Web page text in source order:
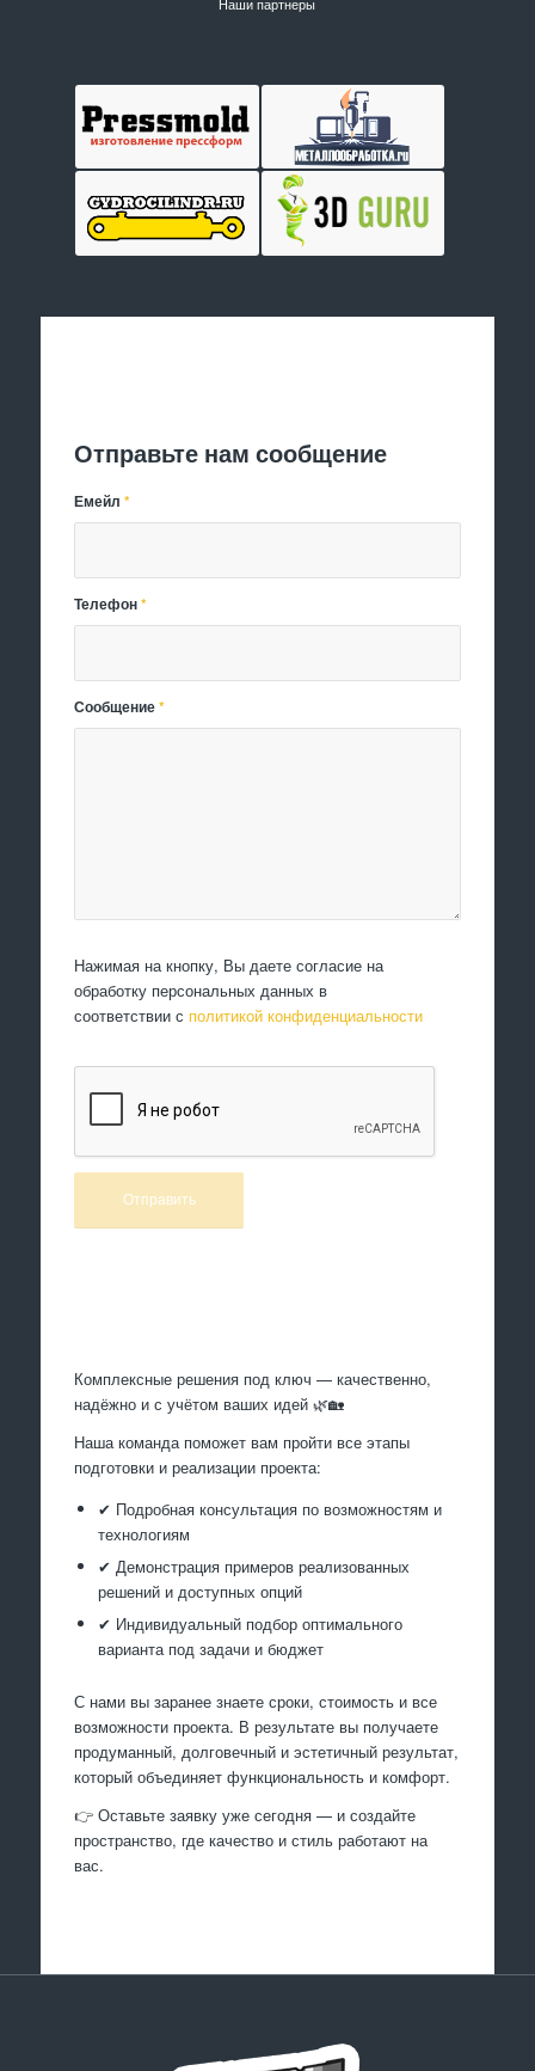
Наши партнеры
Отправьте нам сообщение
Емейл*
Телефон*
Сообщение*
Нажимая на кнопку, Вы даете согласие на
обработку персональных данных в
соответствии с политикой конфиденциальности
Комплексные решения под ключ — качественно,
надёжно и с учётом ваших идей 🌿🏡
Наша команда поможет вам пройти все этапы
подготовки и реализации проекта:
✔ Подробная консультация по возможностям и
технологиям
✔ Демонстрация примеров реализованных
решений и доступных опций
✔ Индивидуальный подбор оптимального
варианта под задачи и бюджет
С нами вы заранее знаете сроки, стоимость и все
возможности проекта. В результате вы получаете
продуманный, долговечный и эстетичный результат,
который объединяет функциональность и комфорт.
👉 Оставьте заявку уже сегодня — и создайте
пространство, где качество и стиль работают на
вас.